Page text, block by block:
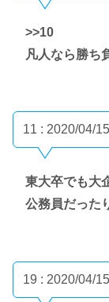
>>10
凡人なら勝ち
11 : 2020/04/
東大卒でも大
公務員だった
19 : 2020/04/